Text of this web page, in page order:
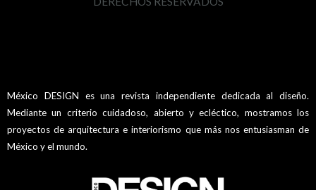
México DESIGN es una revista independiente dedicada al diseño.
Mediante un criterio cuidadoso, abierto y ecléctico, mostramos los
proyectos de arquitectura e interiorismo que más nos entusiasman de
México y el mundo.